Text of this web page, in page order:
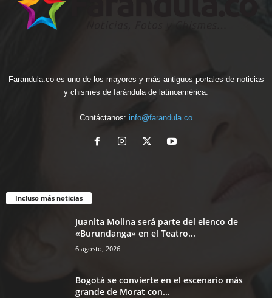
Farandula.co es uno de los mayores y más antiguos portales de noticias
y chismes de farándula de latinoamérica.
Contáctanos: info@farandula.co
Incluso más noticias
Juanita Molina será parte del elenco de
«Burundanga» en el Teatro...
6 agosto, 2026
Bogotá se convierte en el escenario más
grande de Morat con...